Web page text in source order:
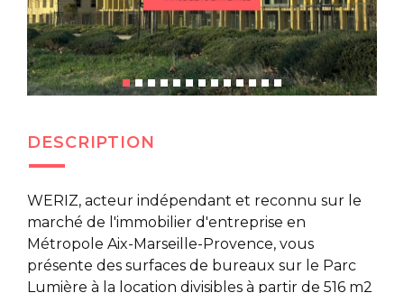
DESCRIPTION
WERIZ, acteur indépendant et reconnu sur le
marché de l'immobilier d'entreprise en
Métropole Aix-Marseille-Provence, vous
présente des surfaces de bureaux sur le Parc
Lumière à la location divisibles à partir de 516 m2